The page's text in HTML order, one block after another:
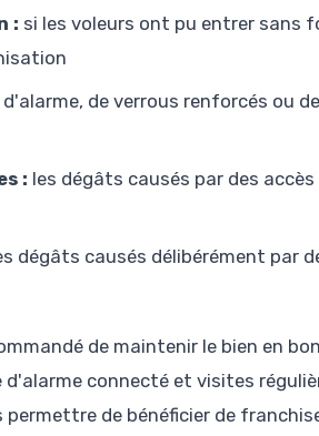
: si les voleurs ont pu entrer sans
de verrous renforcés ou
: les dégâts causés par des
dégâts causés délibérément par
de maintenir le bien en
connecté et visites
de bénéficier de